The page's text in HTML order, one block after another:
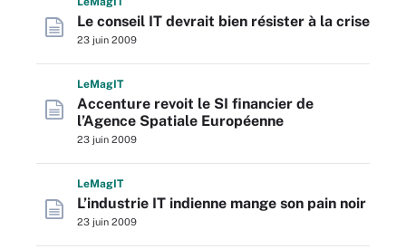
Le conseil IT devrait bien résister à la crise
23 juin 2009
LeMagIT
Accenture revoit le SI financier de
l’Agence Spatiale Européenne
23 juin 2009
LeMagIT
L’industrie IT indienne mange son pain noir
23 juin 2009